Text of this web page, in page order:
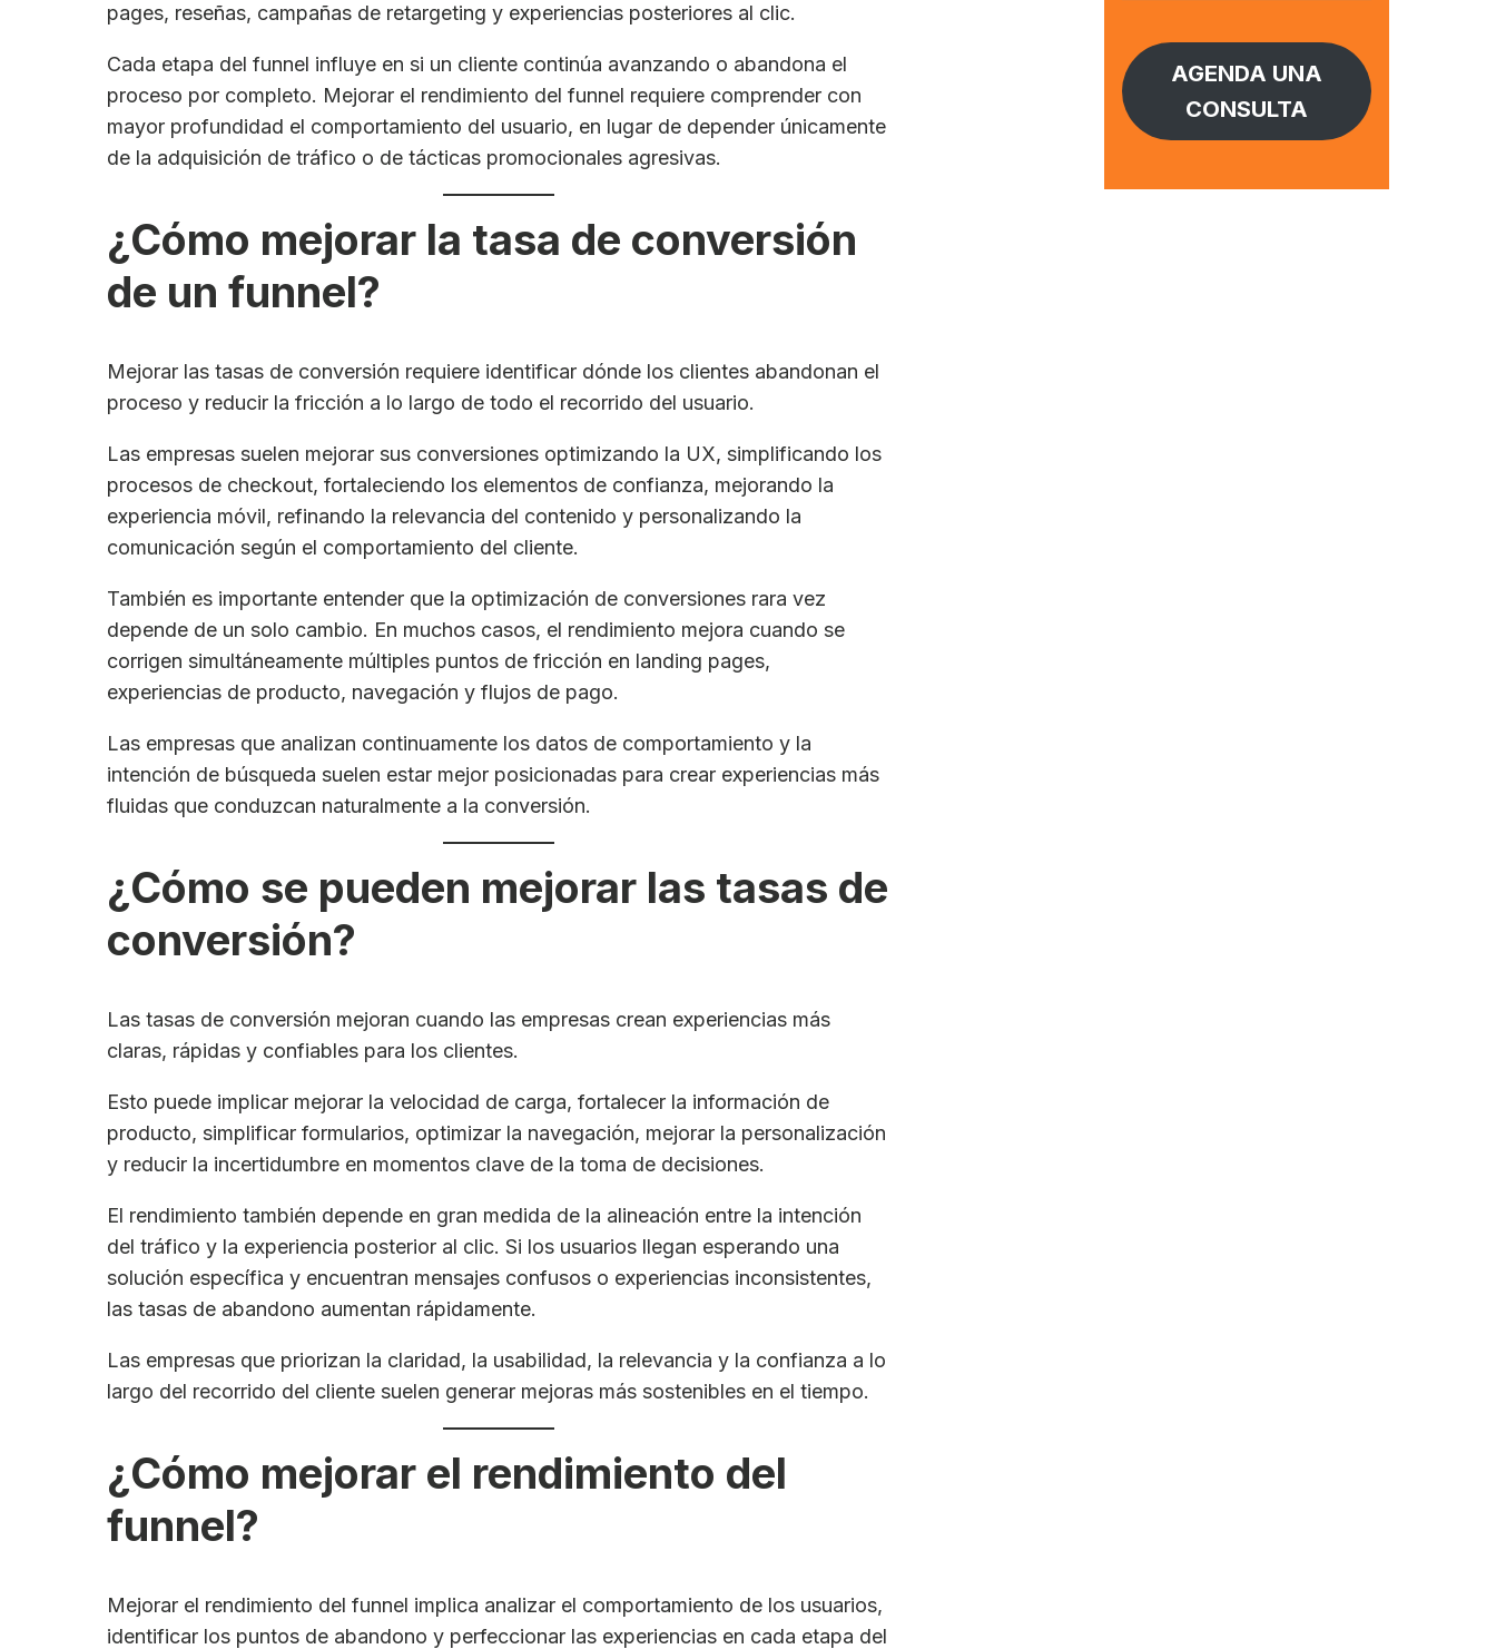
pages, reseñas, campañas de retargeting y experiencias posteriores al clic.
Cada etapa del funnel influye en si un cliente continúa avanzando o abandona el
proceso por completo. Mejorar el rendimiento del funnel requiere comprender con
mayor profundidad el comportamiento del usuario, en lugar de depender únicamente
de la adquisición de tráfico o de tácticas promocionales agresivas.
¿Cómo mejorar la tasa de conversión
de un funnel?
Mejorar las tasas de conversión requiere identificar dónde los clientes abandonan el
proceso y reducir la fricción a lo largo de todo el recorrido del usuario.
Las empresas suelen mejorar sus conversiones optimizando la UX, simplificando los
procesos de checkout, fortaleciendo los elementos de confianza, mejorando la
experiencia móvil, refinando la relevancia del contenido y personalizando la
comunicación según el comportamiento del cliente.
También es importante entender que la optimización de conversiones rara vez
depende de un solo cambio. En muchos casos, el rendimiento mejora cuando se
corrigen simultáneamente múltiples puntos de fricción en landing pages,
experiencias de producto, navegación y flujos de pago.
Las empresas que analizan continuamente los datos de comportamiento y la
intención de búsqueda suelen estar mejor posicionadas para crear experiencias más
fluidas que conduzcan naturalmente a la conversión.
¿Cómo se pueden mejorar las tasas de
conversión?
Las tasas de conversión mejoran cuando las empresas crean experiencias más
claras, rápidas y confiables para los clientes.
Esto puede implicar mejorar la velocidad de carga, fortalecer la información de
producto, simplificar formularios, optimizar la navegación, mejorar la personalización
y reducir la incertidumbre en momentos clave de la toma de decisiones.
El rendimiento también depende en gran medida de la alineación entre la intención
del tráfico y la experiencia posterior al clic. Si los usuarios llegan esperando una
solución específica y encuentran mensajes confusos o experiencias inconsistentes,
las tasas de abandono aumentan rápidamente.
Las empresas que priorizan la claridad, la usabilidad, la relevancia y la confianza a lo
largo del recorrido del cliente suelen generar mejoras más sostenibles en el tiempo.
¿Cómo mejorar el rendimiento del
funnel?
Mejorar el rendimiento del funnel implica analizar el comportamiento de los usuarios,
identificar los puntos de abandono y perfeccionar las experiencias en cada etapa del
AGENDA UNA
CONSULTA